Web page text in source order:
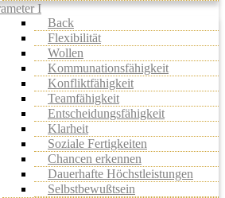
I
Back
Flexibilität
Wollen
Kommunationsfähigkeit
Konfliktfähigkeit
Teamfähigkeit
Entscheidungsfähigkeit
Klarheit
Soziale Fertigkeiten
Chancen erkennen
Dauerhafte Höchstleistungen
Selbstbewußtsein